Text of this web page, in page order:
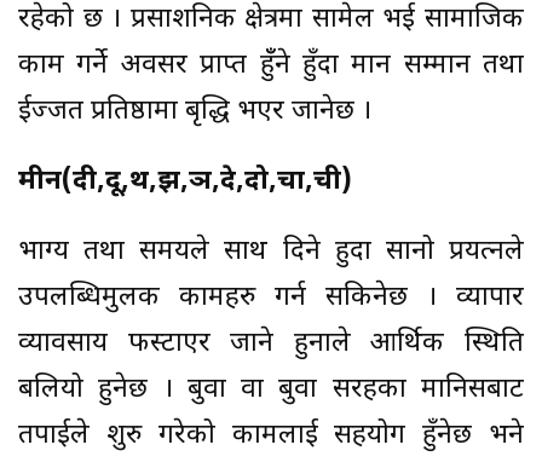
रहेको छ । प्रसाशनिक क्षेत्रमा सामेल भई सामाजिक
काम गर्ने अवसर प्राप्त हुँँने हुँदा मान सम्मान तथा
ईज्जत प्रतिष्ठामा बृद्धि भएर जानेछ ।
मीन(दी,दू,थ,झ,ञ,दे,दो,चा,ची)
भाग्य तथा समयले साथ दिने हुदा सानो प्रयत्नले
उपलब्धिमुलक कामहरु गर्न सकिनेछ । व्यापार
व्यावसाय फस्टाएर जाने हुनाले आर्थिक स्थिति
बलियो हुनेछ । बुवा वा बुवा सरहका मानिसबाट
तपाईले शुरु गरेको कामलाई सहयोग हुँनेछ भने